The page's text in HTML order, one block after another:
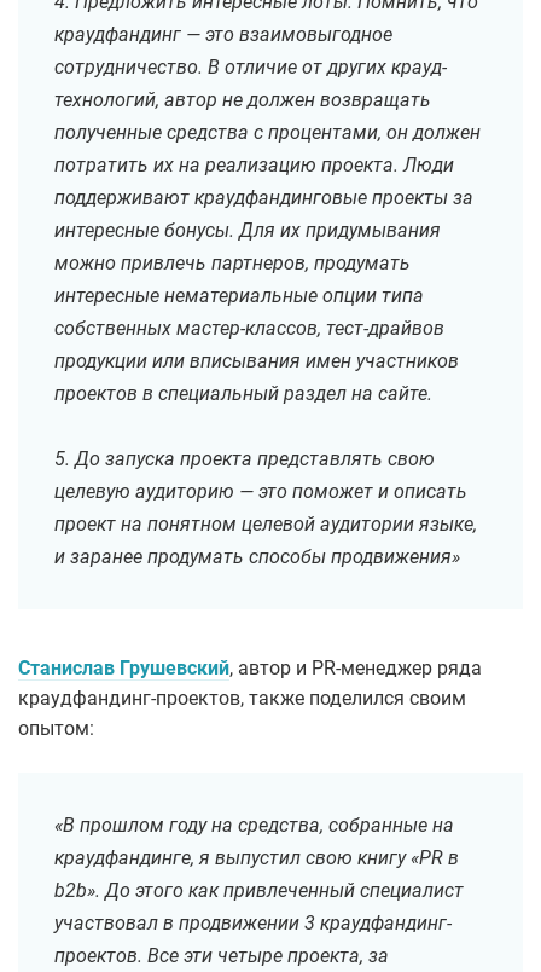
краудфандинг — это взаимовыгодное
сотрудничество. В отличие от других крауд-
технологий, автор не должен возвращать
полученные средства с процентами, он должен
потратить их на реализацию проекта. Люди
поддерживают краудфандинговые проекты за
интересные бонусы. Для их придумывания
можно привлечь партнеров, продумать
интересные нематериальные опции типа
собственных мастер-классов, тест-драйвов
продукции или вписывания имен участников
проектов в специальный раздел на сайте.
5. До запуска проекта представлять свою
целевую аудиторию — это поможет и описать
проект на понятном целевой аудитории языке,
и заранее продумать способы продвижения»
Станислав Грушевский, автор и PR-менеджер ряда
краудфандинг-проектов, также поделился своим
опытом:
«В прошлом году на средства, собранные на
краудфандинге, я выпустил свою книгу «PR в
b2b». До этого как привлеченный специалист
участвовал в продвижении 3 краудфандинг-
проектов. Все эти четыре проекта, за